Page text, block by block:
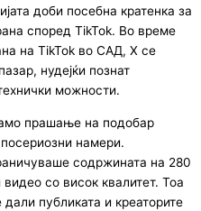
доби посебна кратенка за
според TikTok. Во време
на TikTok во САД, X се
нудејќи познат
можности.
прашање на подобар
намери.
содржината на 280
со висок квалитет. Тоа
публиката и креаторите